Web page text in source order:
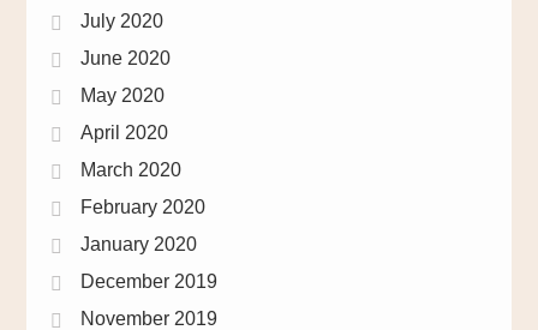
July 2020
June 2020
May 2020
April 2020
March 2020
February 2020
January 2020
December 2019
November 2019